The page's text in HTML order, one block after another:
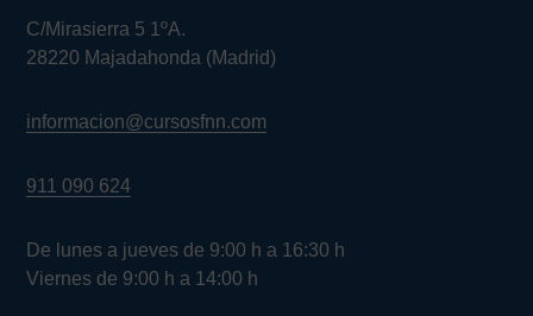
C/Mirasierra 5 1ºA.
28220 Majadahonda (Madrid)
informacion@cursosfnn.com
911 090 624
De lunes a jueves de 9:00 h a 16:30 h
Viernes de 9:00 h a 14:00 h